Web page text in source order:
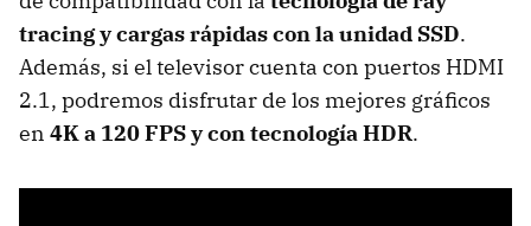
tracing y cargas rápidas con la unidad SSD.
Además, si el televisor cuenta con puertos HDMI
2.1, podremos disfrutar de los mejores gráficos
en 4K a 120 FPS y con tecnología HDR.